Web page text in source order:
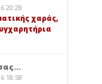
20:28
χαράς,
18:58